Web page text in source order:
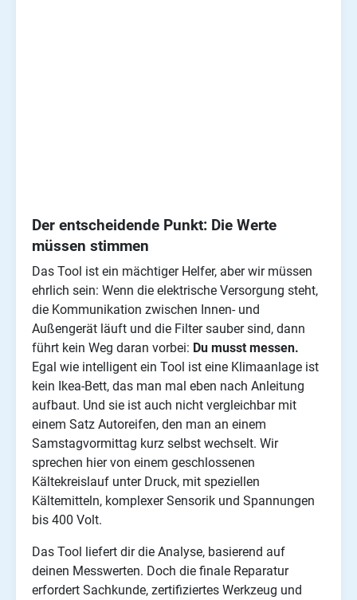
Der entscheidende Punkt: Die Werte
müssen stimmen
Das Tool ist ein mächtiger Helfer, aber wir müssen
ehrlich sein: Wenn die elektrische Versorgung steht,
die Kommunikation zwischen Innen- und
Außengerät läuft und die Filter sauber sind, dann
führt kein Weg daran vorbei: Du musst messen.
Egal wie intelligent ein Tool ist eine Klimaanlage ist
kein Ikea-Bett, das man mal eben nach Anleitung
aufbaut. Und sie ist auch nicht vergleichbar mit
einem Satz Autoreifen, den man an einem
Samstagvormittag kurz selbst wechselt. Wir
sprechen hier von einem geschlossenen
Kältekreislauf unter Druck, mit speziellen
Kältemitteln, komplexer Sensorik und Spannungen
bis 400 Volt.
Das Tool liefert dir die Analyse, basierend auf
deinen Messwerten. Doch die finale Reparatur
erfordert Sachkunde, zertifiziertes Werkzeug und